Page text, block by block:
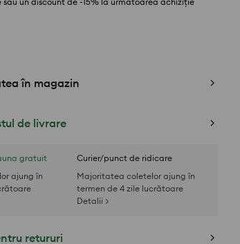
în magazin
de livrare
gratuit
ajung în
Curier/punct de ridicare
Majoritatea coletelor ajung în
termen de 4 zile lucrătoare
Detalii >
retururi